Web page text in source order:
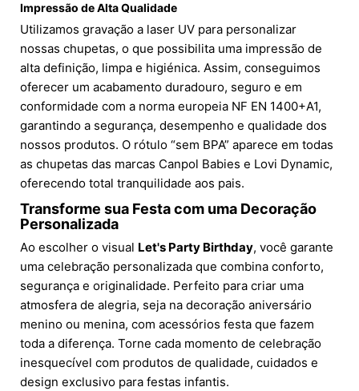
Impressão de Alta Qualidade
Utilizamos gravação a laser UV para personalizar
nossas chupetas, o que possibilita uma impressão de
alta definição, limpa e higiénica. Assim, conseguimos
oferecer um acabamento duradouro, seguro e em
conformidade com a norma europeia NF EN 1400+A1,
garantindo a segurança, desempenho e qualidade dos
nossos produtos. O rótulo “sem BPA” aparece em todas
as chupetas das marcas Canpol Babies e Lovi Dynamic,
oferecendo total tranquilidade aos pais.
Transforme sua Festa com uma Decoração
Personalizada
Ao escolher o visual Let's Party Birthday, você garante
uma celebração personalizada que combina conforto,
segurança e originalidade. Perfeito para criar uma
atmosfera de alegria, seja na decoração aniversário
menino ou menina, com acessórios festa que fazem
toda a diferença. Torne cada momento de celebração
inesquecível com produtos de qualidade, cuidados e
design exclusivo para festas infantis.